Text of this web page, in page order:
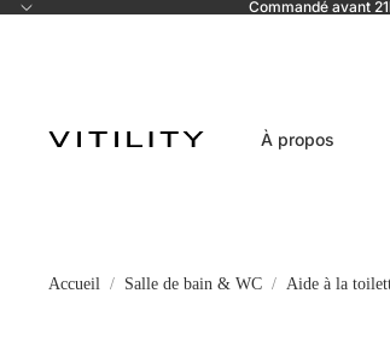
Commandé avant
À propos
Accueil Salle de bain & WC Aide à la